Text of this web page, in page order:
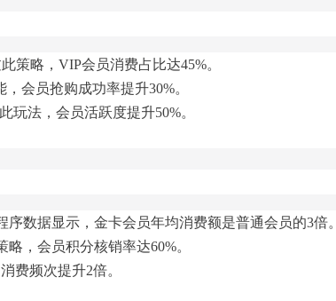
策略，VIP会员消费占比达45%。
会员抢购成功率提升30%。
玩法，会员活跃度提升50%。
数据显示，金卡会员年均消费额是普通会员的3倍。
，会员积分核销率达60%。
费频次提升2倍。